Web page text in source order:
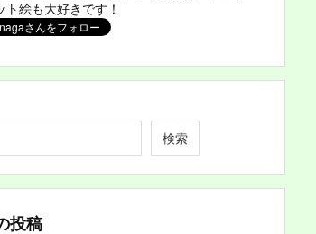
ト絵も大好きです！
検索
投稿